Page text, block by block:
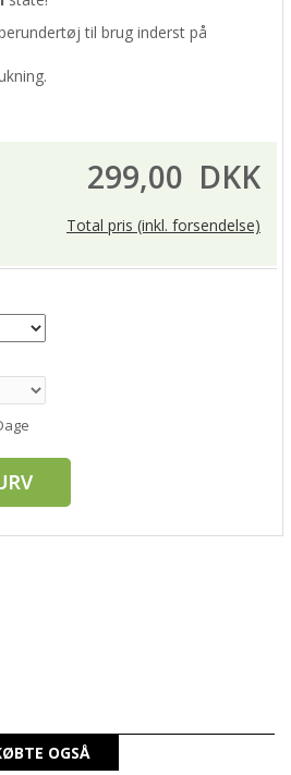
til brug inderst på
299,00 DKK
Total pris (inkl. forsendelse)
OGSÅ